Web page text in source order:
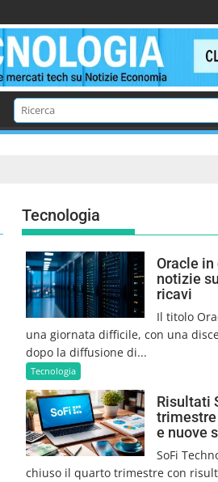
Tecnologia
Oracle
notizie
ricavi
Il titolo
una giornata difficile, con una
dopo la diffusione di...
Tecnologia
Risultati
e nuove
SoFi
chiuso il quarto trimestre con